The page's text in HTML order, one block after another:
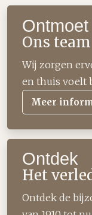
Ontmoet
Ons team
Wij zorgen
en thuis voelt
Meer
Ontdek
Het
Ontdek de